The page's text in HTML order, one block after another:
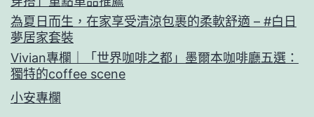
為夏日而生，在家享受清涼包裹的柔軟舒適 – #白日
夢居家套裝
Vivian專欄｜「世界咖啡之都」墨爾本咖啡廳五選：
獨特的coffee scene
小安專欄